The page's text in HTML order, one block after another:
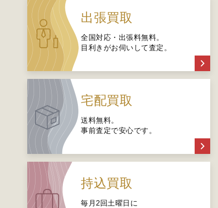
出張買取
全国対応・出張料無料。
目利きがお伺いして査定。
宅配買取
送料無料。
事前査定で安心です。
持込買取
毎月2回土曜日に